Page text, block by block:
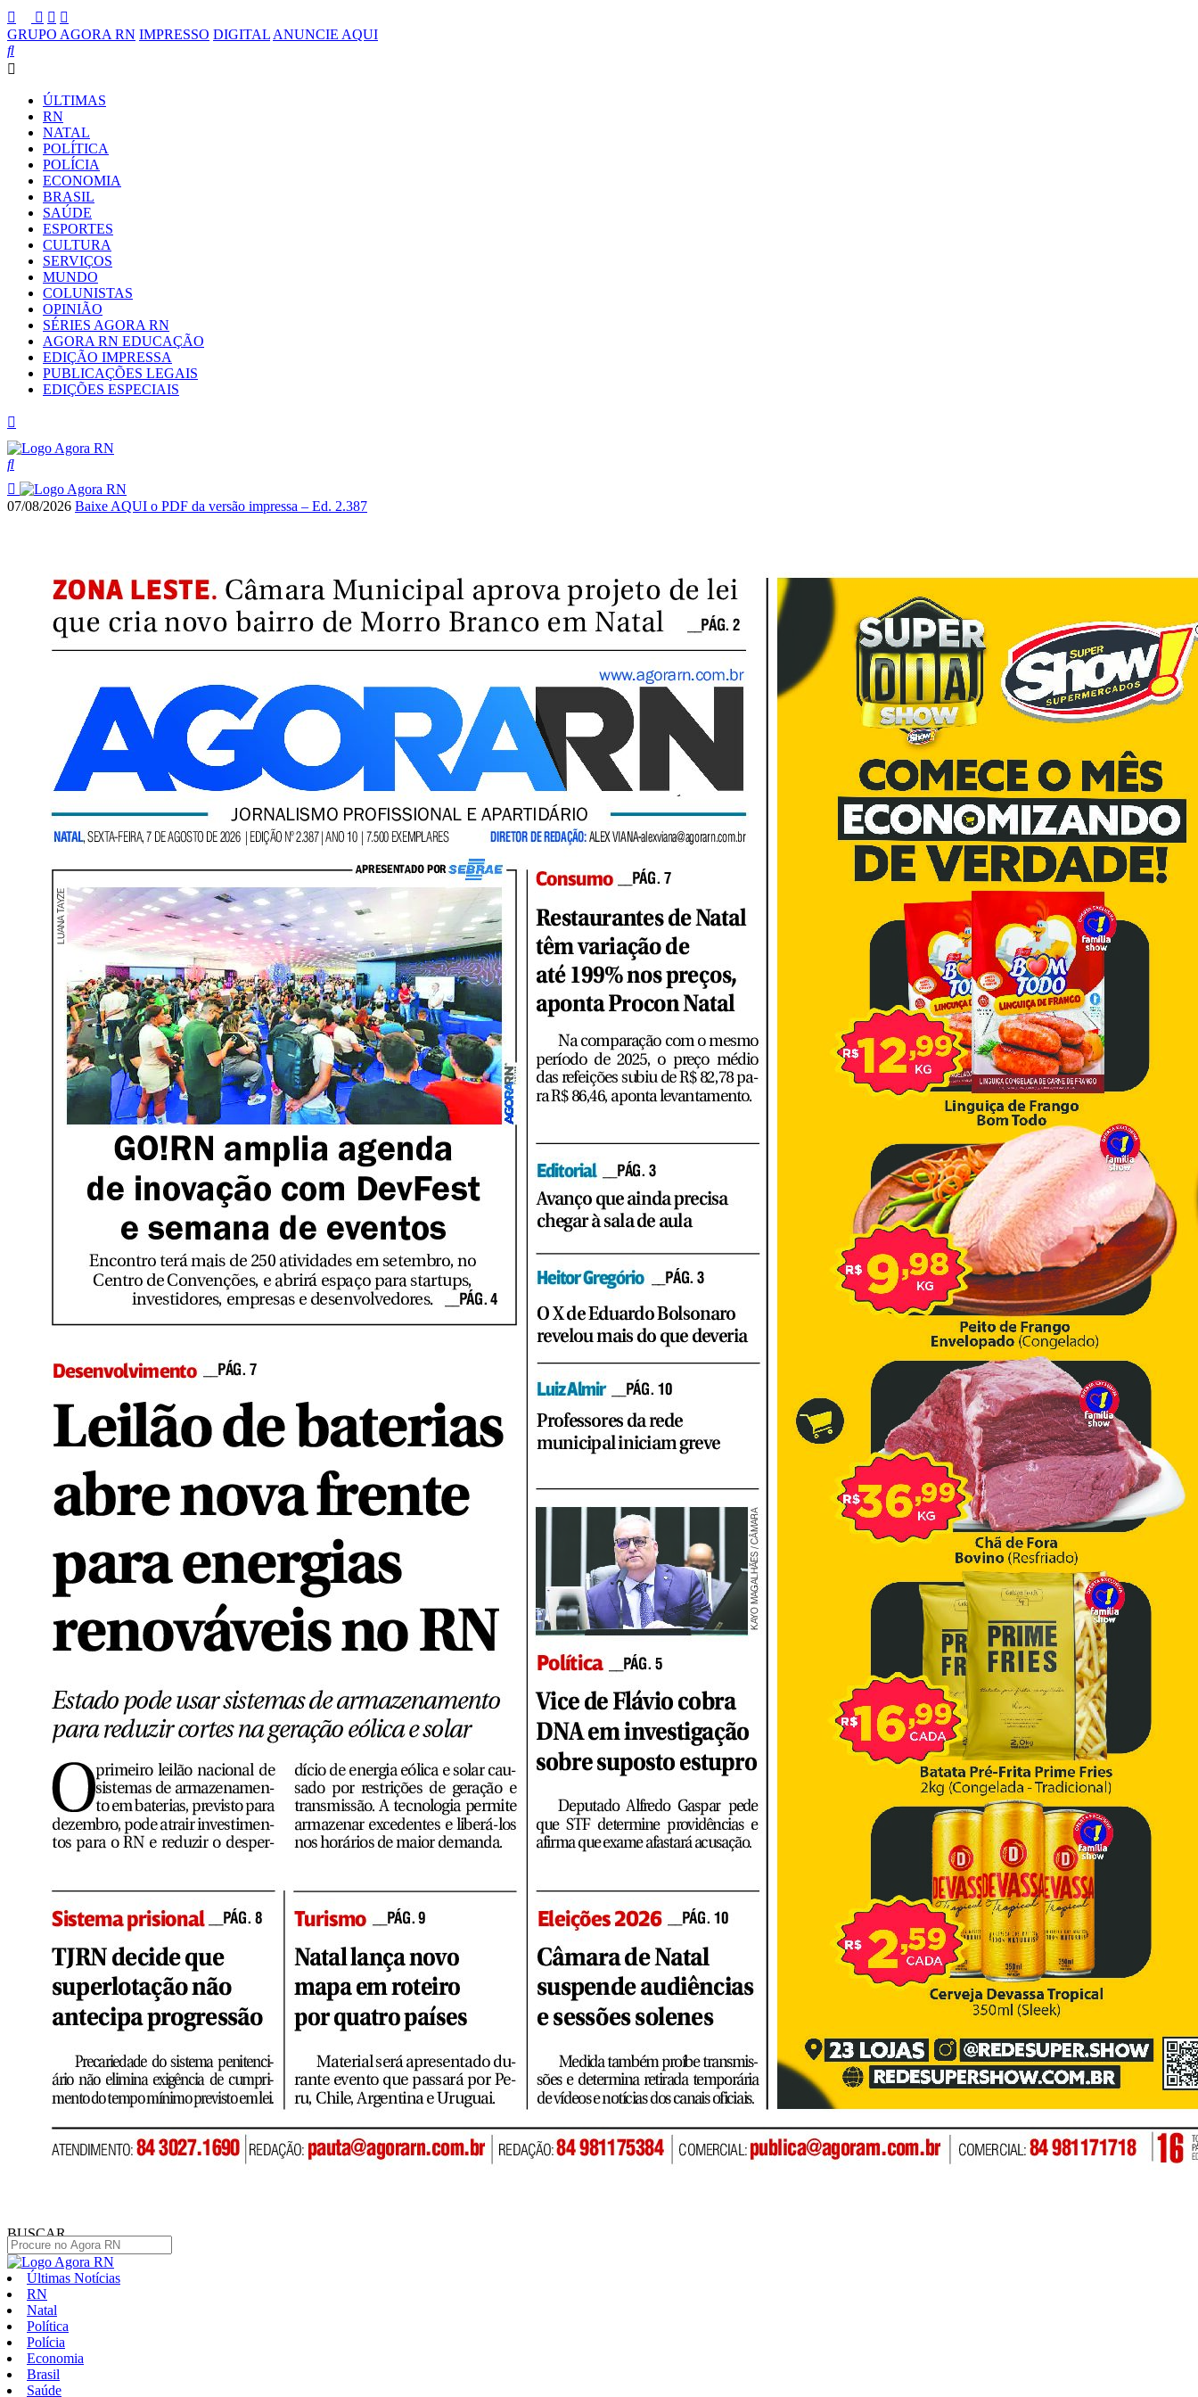
GRUPO AGORA RN IMPRESSO DIGITAL ANUNCIE AQUI
ÚLTIMAS
RN
NATAL
POLÍTICA
POLÍCIA
ECONOMIA
BRASIL
SAÚDE
ESPORTES
CULTURA
SERVIÇOS
MUNDO
COLUNISTAS
OPINIÃO
SÉRIES AGORA RN
AGORA RN EDUCAÇÃO
EDIÇÃO IMPRESSA
PUBLICAÇÕES LEGAIS
EDIÇÕES ESPECIAIS
07/08/2026 Baixe AQUI o PDF da versão impressa – Ed. 2.387
BUSCAR
Últimas Notícias
RN
Natal
Política
Polícia
Economia
Brasil
Saúde